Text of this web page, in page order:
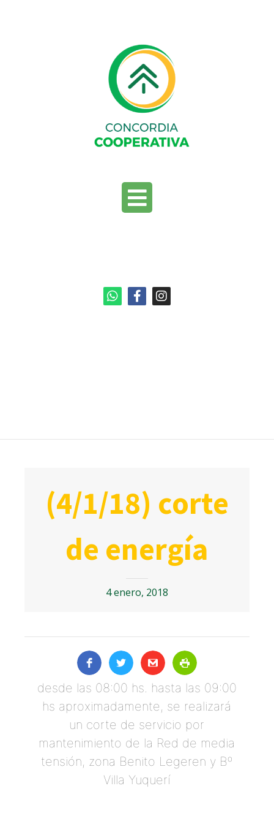
(4/1/18) corte
de energía
4 enero, 2018
desde las 08:00 hs. hasta las 09:00
hs aproximadamente, se realizará
un corte de servicio por
mantenimiento de la Red de media
tensión, zona Benito Legeren y Bº
Villa Yuquerí